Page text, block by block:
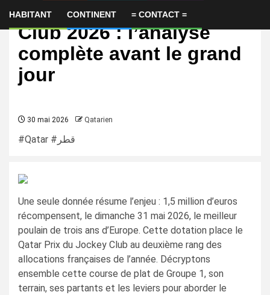
HABITANT CONTINENT = CONTACT =
Qatar Prix du Jockey
Club 2026 : l’analyse
complète avant le grand
jour
30 mai 2026 Qatarien
#Qatar #قطر
Une seule donnée résume l’enjeu : 1,5 million d’euros
récompensent, le dimanche 31 mai 2026, le meilleur
poulain de trois ans d’Europe. Cette dotation place le
Qatar Prix du Jockey Club au deuxième rang des
allocations françaises de l’année. Décryptons
ensemble cette course de plat de Groupe 1, son
terrain, ses partants et les leviers pour aborder le